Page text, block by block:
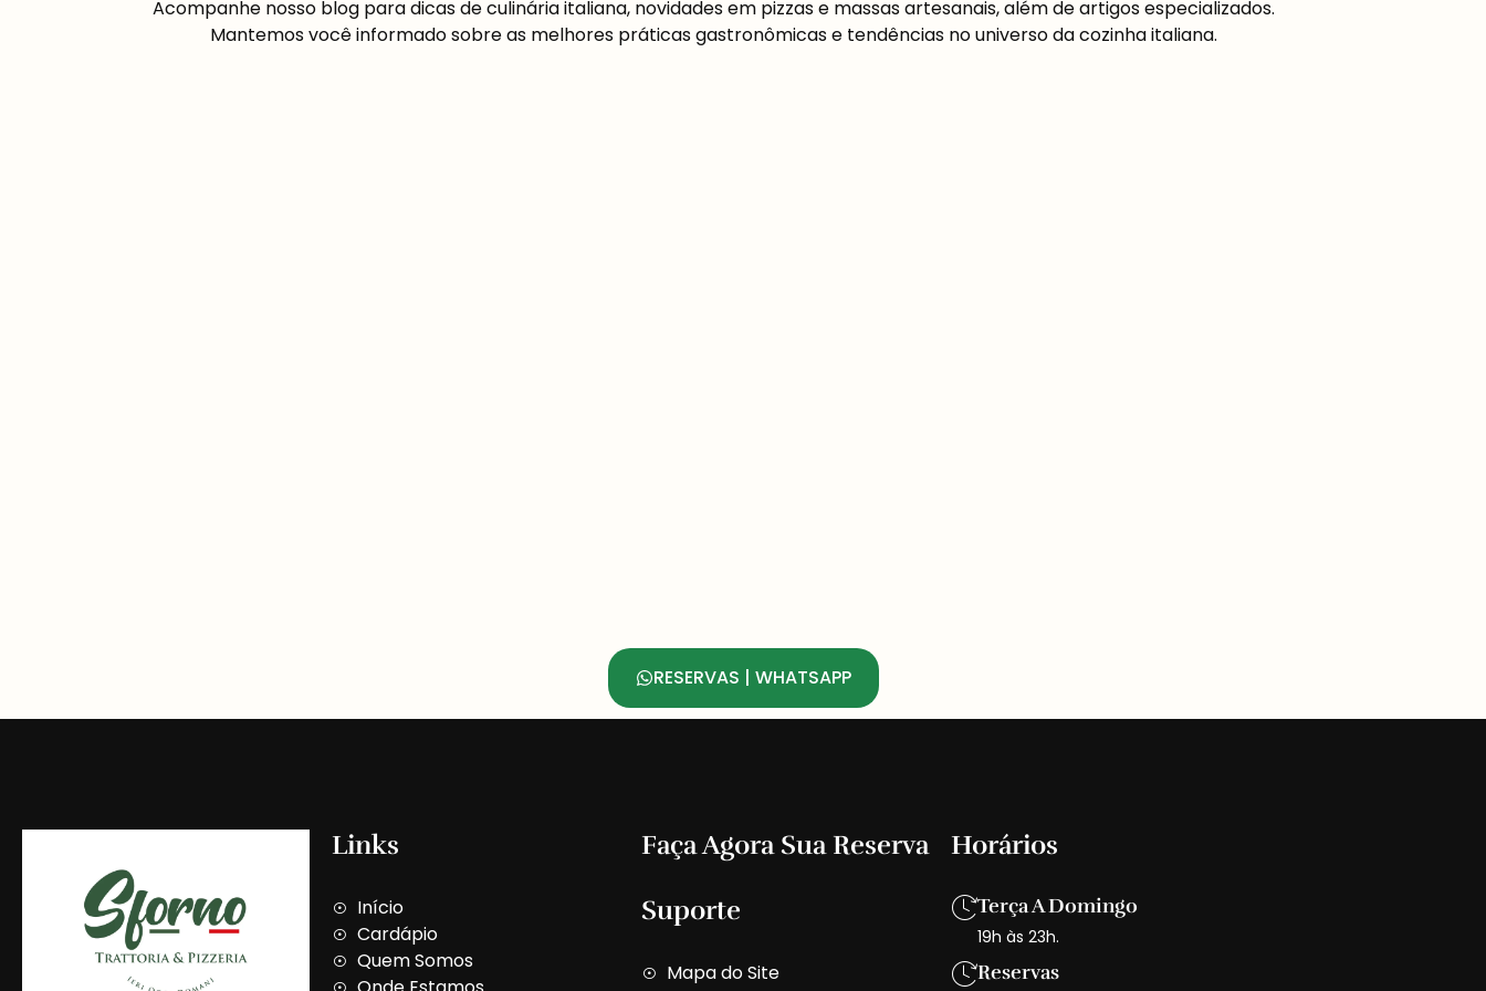
Acompanhe nosso blog para dicas de culinária italiana, novidades em pizzas e massas artesanais, além de artigos especializados.
Mantemos você informado sobre as melhores práticas gastronômicas e tendências no universo da cozinha italiana.
RESERVAS | WHATSAPP
Links
Início
Cardápio
Quem Somos
Faça Agora Sua Reserva
Suporte
Mapa do Site
Horários
Terça A Domingo
19h às 23h.
Reservas